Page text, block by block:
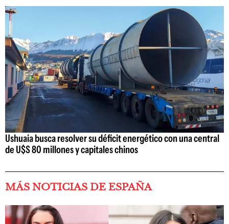
Ushuaia busca resolver su déficit energético con una central
de U$S 80 millones y capitales chinos
MÁS NOTICIAS DE ESPAÑA